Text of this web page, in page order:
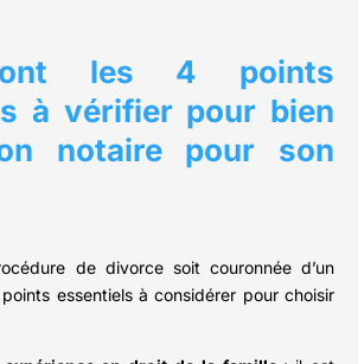
les 4 points
à vérifier pour bien
notaire pour son
de divorce soit couronnée d’un
essentiels à considérer pour choisir